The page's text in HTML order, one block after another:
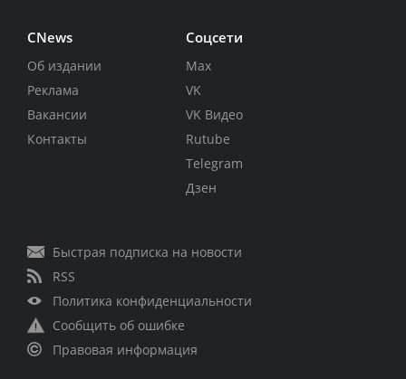
CNews
Об издании
Реклама
Вакансии
Контакты
Соцсети
Max
VK
VK Видео
Rutube
Telegram
Дзен
Быстрая подписка на новости
RSS
Политика конфиденциальности
Сообщить об ошибке
Правовая информация